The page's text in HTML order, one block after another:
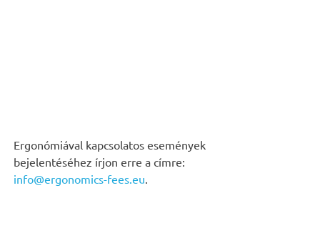
Ergonómiával kapcsolatos események
bejelentéséhez írjon erre a címre:
info@ergonomics-fees.eu